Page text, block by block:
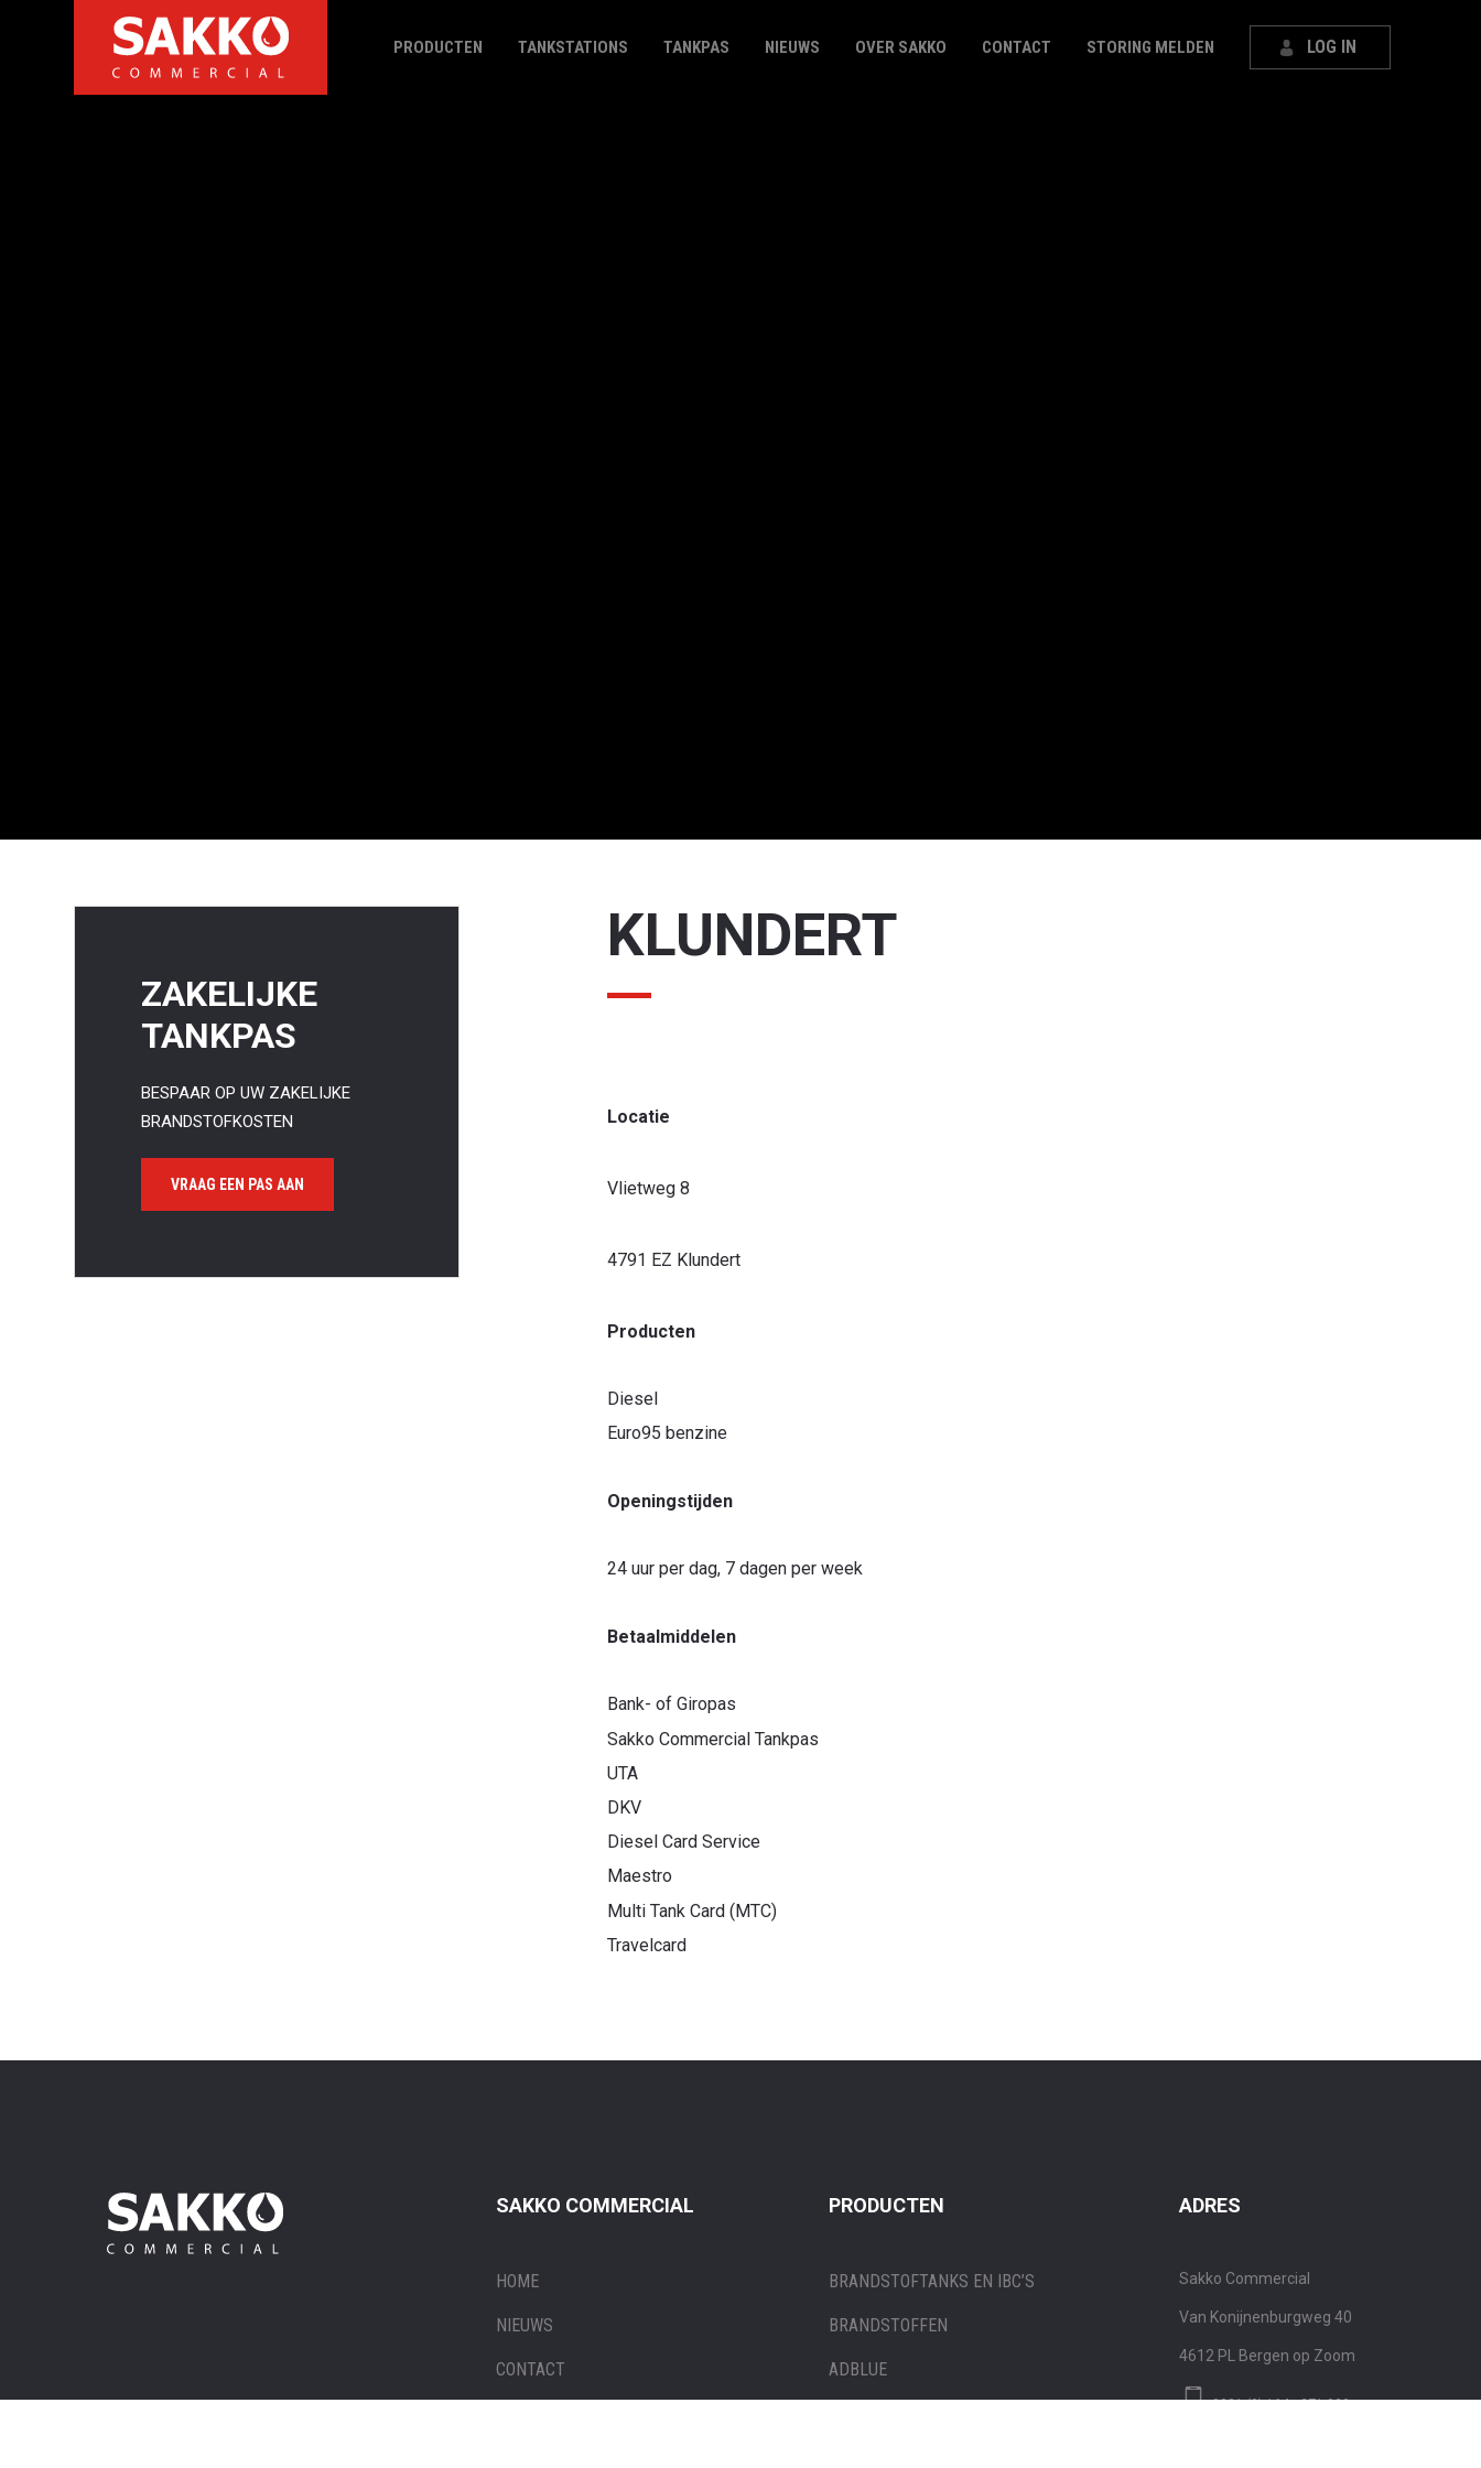
PRODUCTEN TANKSTATIONS TANKPAS NIEUWS OVER SAKKO CONTACT STORING MELDEN LOG IN
ZAKELIJKE
TANKPAS
BESPAAR OP UW ZAKELIJKE
BRANDSTOFKOSTEN
VRAAG EEN PAS AAN
KLUNDERT
Locatie
Vlietweg 8
4791 EZ Klundert
Producten
Diesel
Euro95 benzine
Openingstijden
24 uur per dag, 7 dagen per week
Betaalmiddelen
Bank- of Giropas
Sakko Commercial Tankpas
UTA
DKV
Diesel Card Service
Maestro
Multi Tank Card (MTC)
Travelcard
SAKKO COMMERCIAL
HOME
NIEUWS
CONTACT
PRODUCTEN
BRANDSTOFTANKS EN IBC’S
BRANDSTOFFEN
ADBLUE
ADRES
Sakko Commercial
Van Konijnenburgweg 40
4612 PL Bergen op Zoom
0031 (0) 164 - 271 020